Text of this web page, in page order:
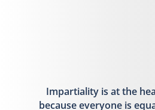
Impartiality is at the
because everyone is